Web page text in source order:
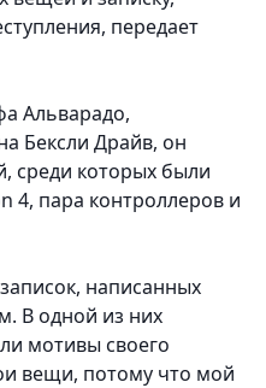
передает
Альварадо,
Бексли Драйв, он
среди которых были
4, пара контроллеров и
написанных
В одной из них
мотивы своего
вещи, потому что мой